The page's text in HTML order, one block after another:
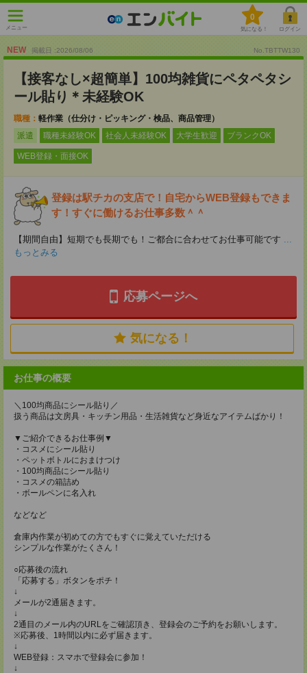
メニュー
0
気になる！ ログイン
NEW 掲載日 :2026/08/06 No.TBTTW130
【接客なし×超簡単】100均雑貨にペタペタシ
ール貼り＊未経験OK
職種： 軽作業（仕分け・ピッキング・検品、商品管理）
派遣
職種未経験OK 社会人未経験OK 大学生歓迎 ブランクOK
WEB登録・面接OK
登録は駅チカの支店で！自宅からWEB登録もできま
す！すぐに働けるお仕事多数＾＾
【期間自由】短期でも長期でも！ご都合に合わせてお仕事可能です ...
もっとみる
応募ページへ
気になる！
お仕事の概要
＼100均商品にシール貼り／
扱う商品は文房具・キッチン用品・生活雑貨など身近なアイテムばかり！
▼ご紹介できるお仕事例▼
・コスメにシール貼り
・ペットボトルにおまけつけ
・100均商品にシール貼り
・コスメの箱詰め
・ボールペンに名入れ
などなど
倉庫内作業が初めての方でもすぐに覚えていただける
シンプルな作業がたくさん！
○応募後の流れ
「応募する」ボタンをポチ！
↓
メールが2通届きます。
↓
2通目のメール内のURLをご確認頂き、登録会のご予約をお願いします。
※応募後、1時間以内に必ず届きます。
↓
WEB登録：スマホで登録会に参加！
↓